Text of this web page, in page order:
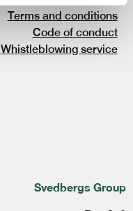
Terms and conditions
Code of conduct
Whistleblowing service
Svedbergs Group